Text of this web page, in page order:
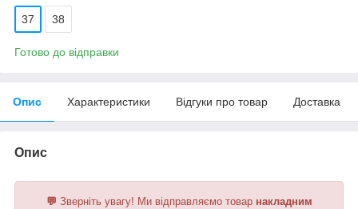
37 38
Готово до відправки
Опис Характеристики Відгуки про товар Доставка
Опис
💬 Зверніть увагу! Ми відправляємо товар накладним